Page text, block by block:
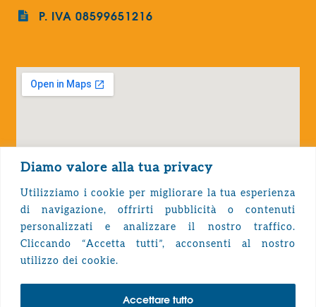
Diamo valore alla tua privacy
Utilizziamo i cookie per migliorare la tua esperienza
di navigazione, offrirti pubblicità o contenuti
personalizzati e analizzare il nostro traffico.
Cliccando “Accetta tutti”, acconsenti al nostro
utilizzo dei cookie.
Accettare tutto
P. IVA 08599651216
Privacy Policy